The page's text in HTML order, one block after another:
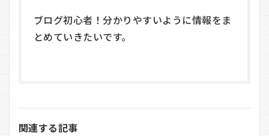
ブログ初心者！分かりやすいように情報をま
とめていきたいです。
関連する記事